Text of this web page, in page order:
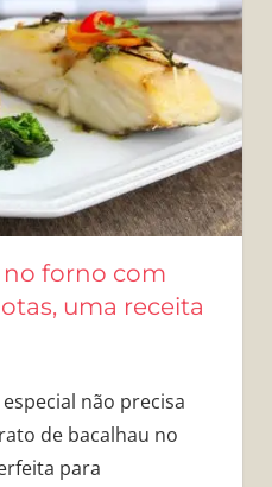
no forno com
uma receita
não precisa
de bacalhau no
para